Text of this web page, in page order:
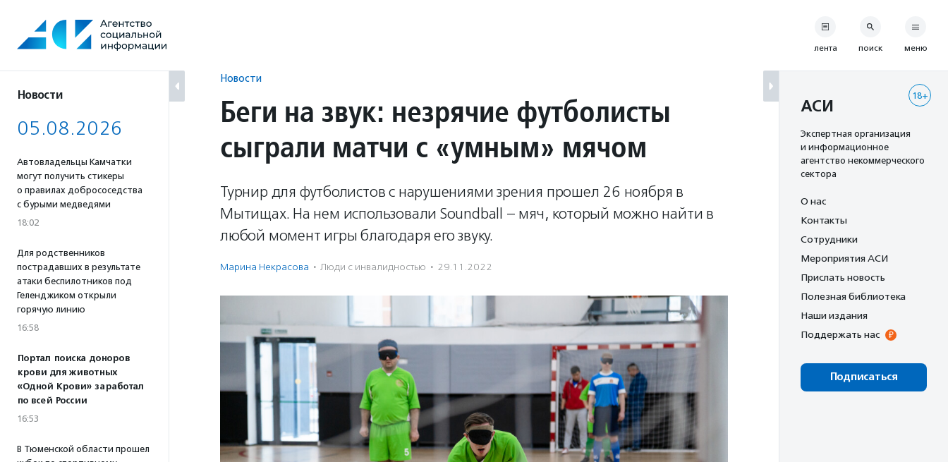
содержанию
Новости
05.08.2026
Автовладельцы Камчатки
могут получить стикеры
о правилах добрососедства
с бурыми медведями
18:02
Для родственников
пострадавших в результате
атаки беспилотников под
Геленджиком открыли
горячую линию
16:58
Портал поиска доноров
крови для животных
«Одной Крови» заработал
по всей России
16:53
В Тюменской области прошел
Новости
Беги на звук: незрячие футболисты
сыграли матчи с «умным» мячом
Турнир для футболистов с нарушениями зрения прошел 26 ноября в
Мытищах. На нем использовали Soundball – мяч, который можно найти в
любой момент игры благодаря его звуку.
Марина Некрасова · Люди с инвалидностью · 29.11.2022
лента поиск меню
18+
АСИ
Экспертная организация
и информационное
агентство некоммерческого
сектора
О нас
Контакты
Сотрудники
Мероприятия АСИ
Прислать новость
Полезная библиотека
Наши издания
Поддержать нас
Подписаться